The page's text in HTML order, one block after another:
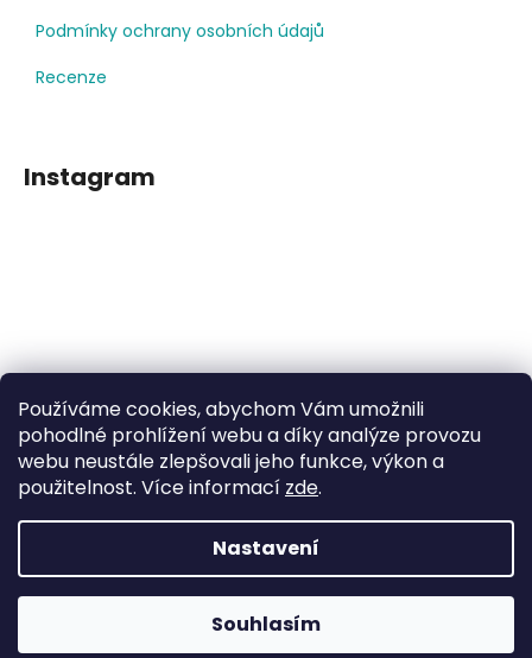
Používáme cookies, abychom Vám umožnili
pohodlné prohlížení webu a díky analýze provozu
webu neustále zlepšovali jeho funkce, výkon a
použitelnost. Více informací zde.
Nastavení
Souhlasím
Podmínky ochrany osobních údajů
Recenze
Instagram
Sledovat na Instagramu
Facebook
Vytvořil Shoptet
Dětské klipy na dudlíčky